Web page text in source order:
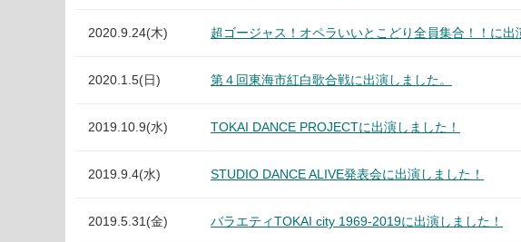
2020.9.24(木) 超ゴージャス！オペラいいとこどり全員集合！！に出
2020.1.5(日) 第４回東海市紅白歌合戦に出演しました。
2019.10.9(水) TOKAI DANCE PROJECTに出演しました！
2019.9.4(水) STUDIO DANCE ALIVE発表会に出演しました！
2019.5.31(金) バラエティTOKAI city 1969-2019に出演しました！